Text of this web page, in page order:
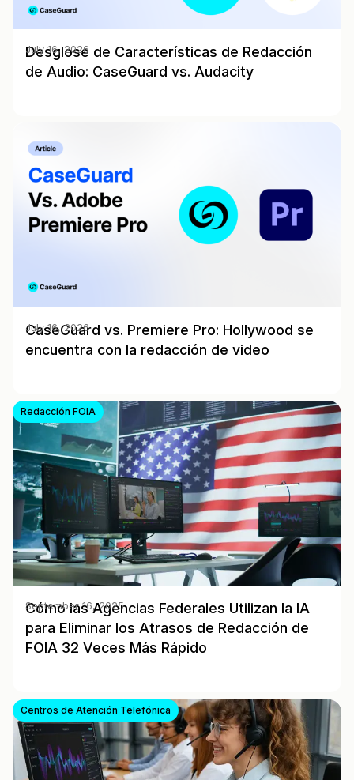
Desglose de Características de Redacción
de Audio: CaseGuard vs. Audacity
July 16, 2026
CaseGuard vs. Premiere Pro: Hollywood se
encuentra con la redacción de video
July 16, 2026
Redacción FOIA
Cómo las Agencias Federales Utilizan la IA
para Eliminar los Atrasos de Redacción de
FOIA 32 Veces Más Rápido
September 16, 2025
Centros de Atención Telefónica